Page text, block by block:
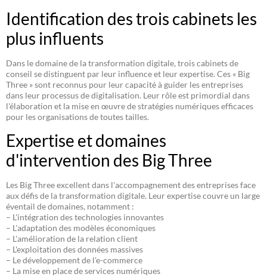
Identification des trois cabinets les
plus influents
Dans le domaine de la transformation digitale, trois cabinets de
conseil se distinguent par leur influence et leur expertise. Ces « Big
Three » sont reconnus pour leur capacité à guider les entreprises
dans leur processus de digitalisation. Leur rôle est primordial dans
l'élaboration et la mise en œuvre de stratégies numériques efficaces
pour les organisations de toutes tailles.
Expertise et domaines
d'intervention des Big Three
Les Big Three excellent dans l'accompagnement des entreprises face
aux défis de la transformation digitale. Leur expertise couvre un large
éventail de domaines, notamment :
– L'intégration des technologies innovantes
– L'adaptation des modèles économiques
– L'amélioration de la relation client
– L'exploitation des données massives
– Le développement de l'e-commerce
– La mise en place de services numériques